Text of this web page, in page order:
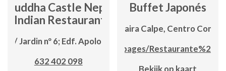
Buddha Castle Nepali
& Indian Restaurant
C / Jardin nº 6; Edf. Apolo III
632 402 098
Buffet Japonés
Carretera Moraira Calpe, Centro
www.facebook.com/pages/
Bekijk op kaart